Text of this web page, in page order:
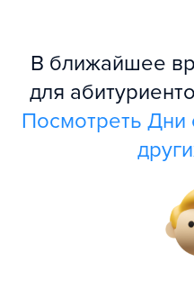
В ближайшее
для
Посмотреть Дни